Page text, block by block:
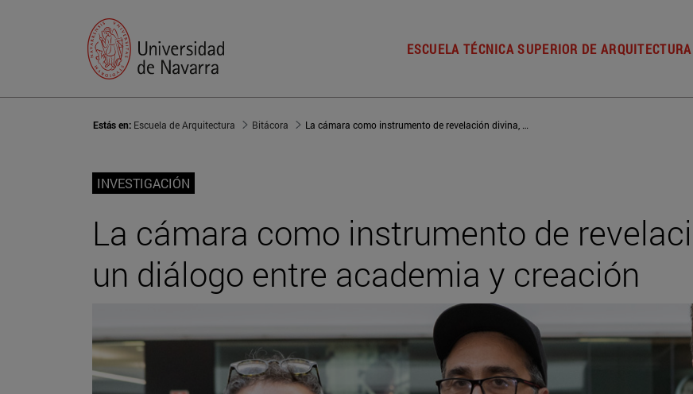
ESCUELA TÉCNICA SUPERIOR DE ARQUITECTURA
Estás en: Escuela de Arquitectura Bitácora La cámara como instrumento de revelación divina, un diálogo entre academia y creación
INVESTIGACIÓN
La cámara como instrumento de
un diálogo entre academia y creación